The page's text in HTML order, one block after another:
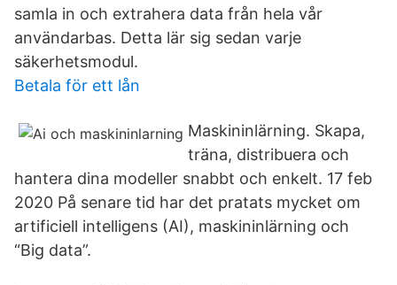
samla in och extrahera data från hela vår
användarbas. Detta lär sig sedan varje
säkerhetsmodul.
Betala för ett lån
Maskininlärning. Skapa,
träna, distribuera och
hantera dina modeller snabbt och enkelt. 17 feb
2020 På senare tid har det pratats mycket om
artificiell intelligens (AI), maskininlärning och
“Big data”.